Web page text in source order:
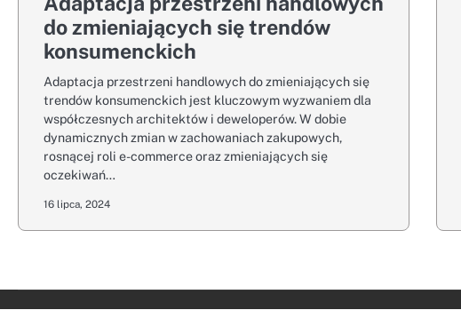
do zmieniających się trendów
konsumenckich
Adaptacja przestrzeni handlowych do zmieniających się
trendów konsumenckich jest kluczowym wyzwaniem dla
współczesnych architektów i deweloperów. W dobie
dynamicznych zmian w zachowaniach zakupowych,
rosnącej roli e-commerce oraz zmieniających się
oczekiwań…
16 lipca, 2024